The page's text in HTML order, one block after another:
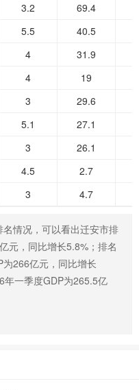
3.2 69.4
5.5 40.5
4 31.9
4 19
3 29.6
5.1 27.1
3
26.1
4.5 2.7
3 4.7
情况，可以看出迁安市排
元，同比增长5.8%；排名
266亿元，同比增长
年一季度GDP为265.5亿